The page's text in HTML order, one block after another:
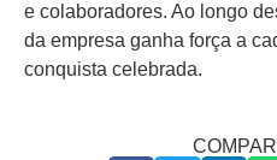
e colaboradores. Ao longo
da empresa ganha força a
conquista celebrada.